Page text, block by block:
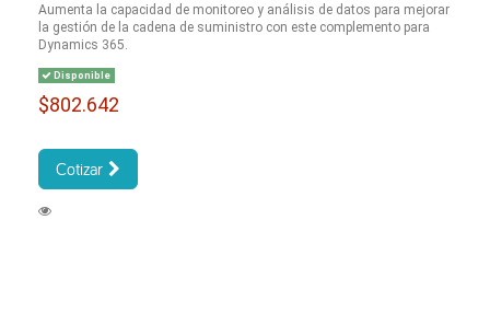
Aumenta la capacidad de monitoreo y análisis de datos para mejorar
la gestión de la cadena de suministro con este complemento para
Dynamics 365.
Disponible
$802.642
Cotizar